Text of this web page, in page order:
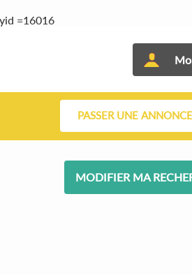
=16016
PASSER UNE
MODIFIER MA